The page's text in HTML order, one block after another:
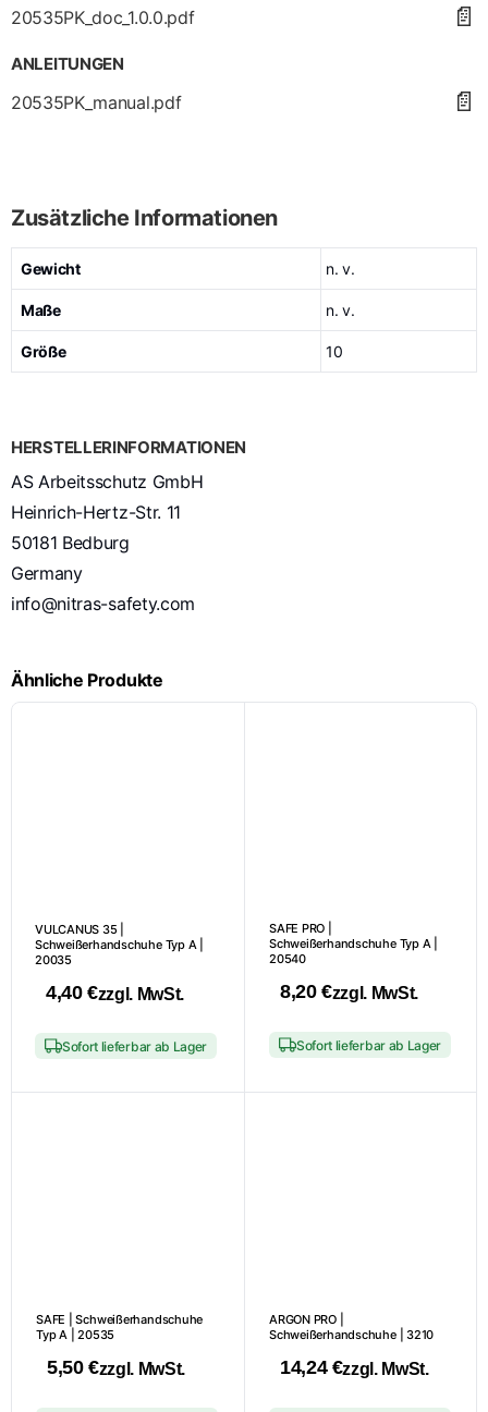
20535PK_doc_1.0.0.pdf 📄
ANLEITUNGEN
20535PK_manual.pdf 📄
Zusätzliche Informationen
Gewicht n. v.
Maße n. v.
Größe 10
HERSTELLERINFORMATIONEN
AS Arbeitsschutz GmbH
Heinrich-Hertz-Str. 11
50181 Bedburg
Germany
info@nitras-safety.com
Ähnliche Produkte
VULCANUS 35 |
Schweißerhandschuhe Typ A |
20035
4,40€zzgl. MwSt.
Dieses
Produkt
weist
Produktseite
gewählt
werden
Sofort lieferbar ab Lager
SAFE PRO |
Schweißerhandschuhe Typ A |
20540
8,20€zzgl. MwSt.
Dieses
Produkt
weist
Produktseite
werden
Sofort lieferbar ab Lager
SAFE | Schweißerhandschuhe
Typ A | 20535
5,50€zzgl. MwSt.
ARGON PRO |
Schweißerhandschuhe | 3210
14,24 €zzgl. MwSt.